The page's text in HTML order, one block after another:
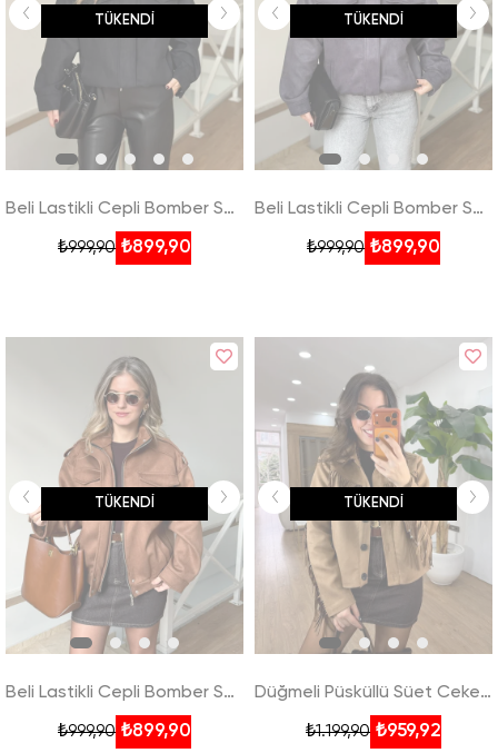
TÜKENDI
Beli Lastikli Cepli Bomber Süet Ceket - Siyah
₺899,90
₺999,90
TÜKENDI
Beli Lastikli Cepli Bomber Süet Ceket - Antrasit
₺899,90
₺999,90
TÜKENDI
Beli Lastikli Cepli Bomber Süet Ceket - Kahverengi
₺899,90
₺999,90
TÜKENDI
Düğmeli Püsküllü Süet Ceket - Bej
₺959,92
₺1.199,90